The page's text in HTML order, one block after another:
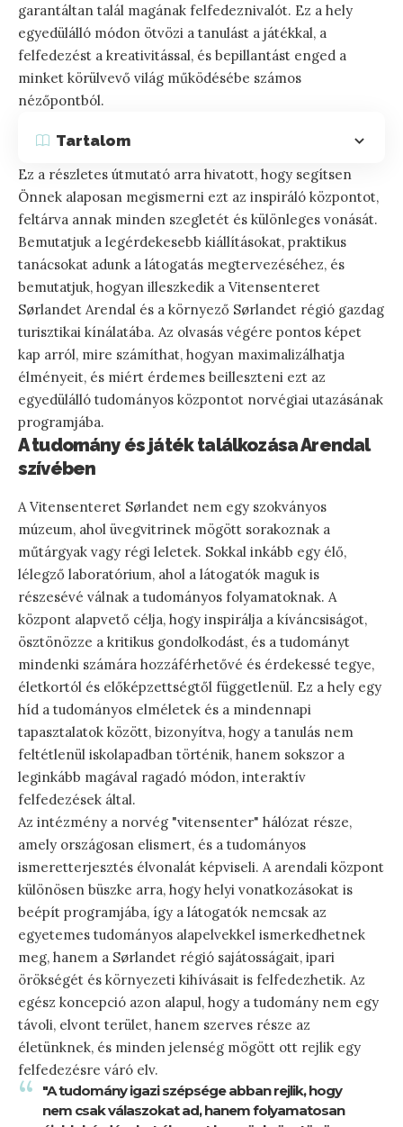
garantáltan talál magának felfedeznivalót. Ez a hely
egyedülálló módon ötvözi a tanulást a játékkal, a
felfedezést a kreativitással, és bepillantást enged a
minket körülvevő világ működésébe számos
nézőpontból.
Tartalom
Ez a részletes útmutató arra hivatott, hogy segítsen
Önnek alaposan megismerni ezt az inspiráló központot,
feltárva annak minden szegletét és különleges vonását.
Bemutatjuk a legérdekesebb kiállításokat, praktikus
tanácsokat adunk a látogatás megtervezéséhez, és
bemutatjuk, hogyan illeszkedik a Vitensenteret
Sørlandet Arendal és a környező Sørlandet régió gazdag
turisztikai kínálatába. Az olvasás végére pontos képet
kap arról, mire számíthat, hogyan maximalizálhatja
élményeit, és miért érdemes beilleszteni ezt az
egyedülálló tudományos központot norvégiai utazásának
programjába.
A tudomány és játék találkozása Arendal
szívében
A Vitensenteret Sørlandet nem egy szokványos
múzeum, ahol üvegvitrinek mögött sorakoznak a
műtárgyak vagy régi leletek. Sokkal inkább egy élő,
lélegző laboratórium, ahol a látogatók maguk is
részesévé válnak a tudományos folyamatoknak. A
központ alapvető célja, hogy inspirálja a kíváncsiságot,
ösztönözze a kritikus gondolkodást, és a tudományt
mindenki számára hozzáférhetővé és érdekessé tegye,
életkortól és előképzettségtől függetlenül. Ez a hely egy
híd a tudományos elméletek és a mindennapi
tapasztalatok között, bizonyítva, hogy a tanulás nem
feltétlenül iskolapadban történik, hanem sokszor a
leginkább magával ragadó módon, interaktív
felfedezések által.
Az intézmény a norvég "vitensenter" hálózat része,
amely országosan elismert, és a tudományos
ismeretterjesztés élvonalát képviseli. A arendali központ
különösen büszke arra, hogy helyi vonatkozásokat is
beépít programjába, így a látogatók nemcsak az
egyetemes tudományos alapelvekkel ismerkedhetnek
meg, hanem a Sørlandet régió sajátosságait, ipari
örökségét és környezeti kihívásait is felfedezhetik. Az
egész koncepció azon alapul, hogy a tudomány nem egy
távoli, elvont terület, hanem szerves része az
életünknek, és minden jelenség mögött ott rejlik egy
felfedezésre váró elv.
"A tudomány igazi szépsége abban rejlik, hogy
nem csak válaszokat ad, hanem folyamatosan